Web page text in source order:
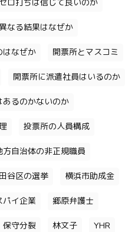
ロ打ちは信じて良いのか
なる結果はなぜか
はなぜか 開票所とマスコミ
開票所に派遣社員はいるのか
るのかないのか
投票所の人員構成
方自治体の非正規職員
谷区の選挙 横浜市助成金
パイ企業 郷原弁護士
保守分裂 林文子 YHR